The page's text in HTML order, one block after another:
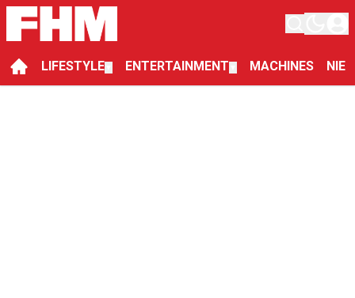
LIFESTYLE ENTERTAINMENT MACHINES